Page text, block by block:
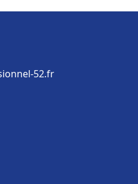
52.fr